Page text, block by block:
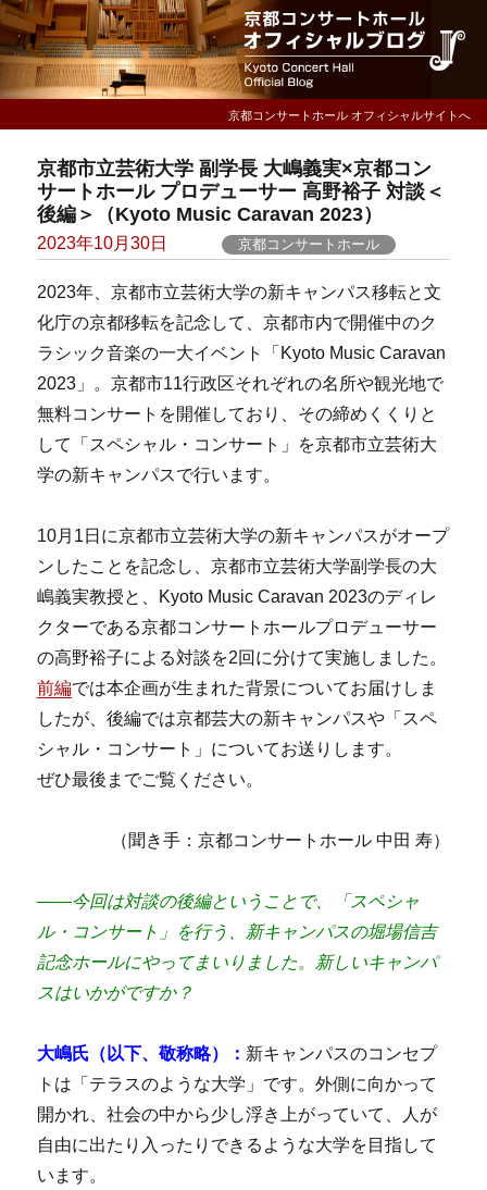
京都コンサートホール オフィシャルサイトへ
京都市立芸術大学 副学長 大嶋義実×京都コン
サートホール プロデューサー 高野裕子 対談＜
後編＞（Kyoto Music Caravan 2023）
Posted
2023年10月30日 京都コンサートホール
2023年、京都市立芸術大学の新キャンパス移転と文
化庁の京都移転を記念して、京都市内で開催中のク
ラシック音楽の一大イベント「Kyoto Music Caravan
2023」。京都市11行政区それぞれの名所や観光地で
無料コンサートを開催しており、その締めくくりと
して「スペシャル・コンサート」を京都市立芸術大
学の新キャンパスで行います。
10月1日に京都市立芸術大学の新キャンパスがオープ
ンしたことを記念し、京都市立芸術大学副学長の大
嶋義実教授と、Kyoto Music Caravan 2023のディレ
クターである京都コンサートホールプロデューサー
の高野裕子による対談を2回に分けて実施しました。
前編では本企画が生まれた背景についてお届けしま
したが、後編では京都芸大の新キャンパスや「スペ
シャル・コンサート」についてお送りします。
ぜひ最後までご覧ください。
（聞き手：京都コンサートホール 中田 寿）
――今回は対談の後編ということで、「スペシャ
ル・コンサート」を行う、新キャンパスの堀場信吉
記念ホールにやってまいりました。新しいキャンパ
スはいかがですか？
大嶋氏（以下、敬称略）： 新キャンパスのコンセプ
トは「テラスのような大学」です。外側に向かって
開かれ、社会の中から少し浮き上がっていて、人が
自由に出たり入ったりできるような大学を目指して
います。